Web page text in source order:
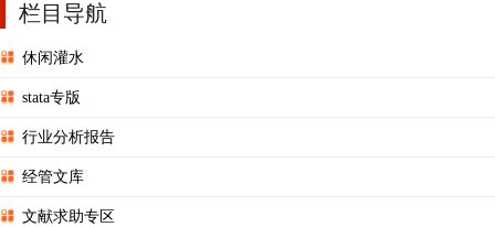
栏目导航
休闲灌水
stata专版
行业分析报告
经管文库
文献求助专区